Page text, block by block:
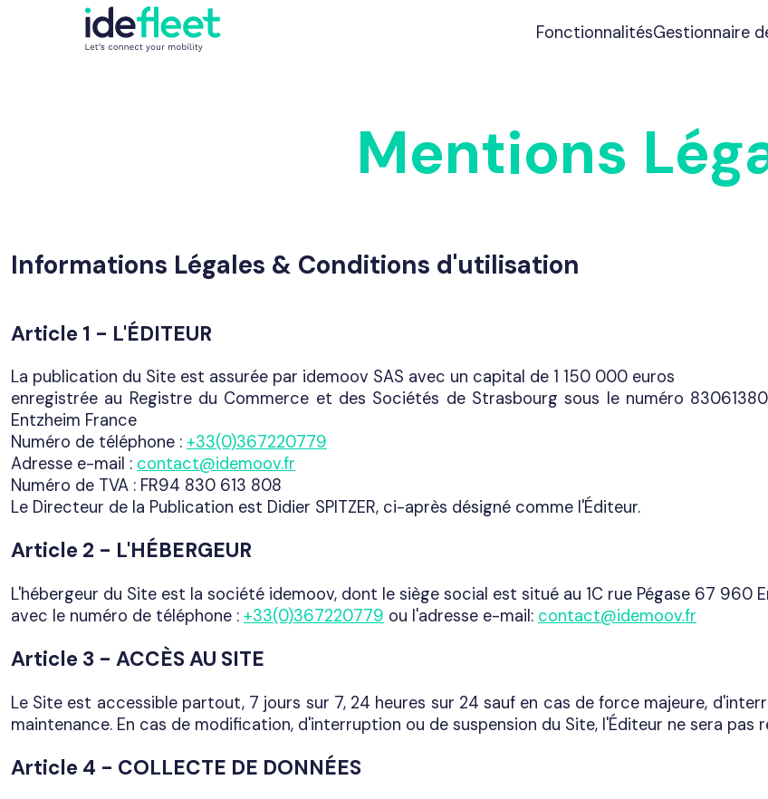
FonctionnalitésGestionnaire
Mentions
Informations Légales & Conditions d'utilisation
Article 1 - L'ÉDITEUR
La publication du Site est assurée par idemoov SAS avec un capital de 1 150 000 euros
enregistrée au Registre du Commerce et des Sociétés de Strasbourg sous le numéro
Entzheim France
Numéro de téléphone : +33(0)367220779
Adresse e-mail : contact@idemoov.fr
Numéro de TVA : FR94 830 613 808
Le Directeur de la Publication est Didier SPITZER, ci-après désigné comme l'Éditeur.
Article 2 - L'HÉBERGEUR
L'hébergeur du Site est la société idemoov, dont le siège social est situé au 1C rue Pégase 67 960
avec le numéro de téléphone : +33(0)367220779 ou l'adresse e-mail: contact@idemoov.fr
Article 3 - ACCÈS AU SITE
Le Site est accessible partout, 7 jours sur 7, 24 heures sur 24 sauf en cas de force majeure,
maintenance. En cas de modification, d'interruption ou de suspension du Site, l'Éditeur ne sera pas
Article 4 - COLLECTE DE DONNÉES